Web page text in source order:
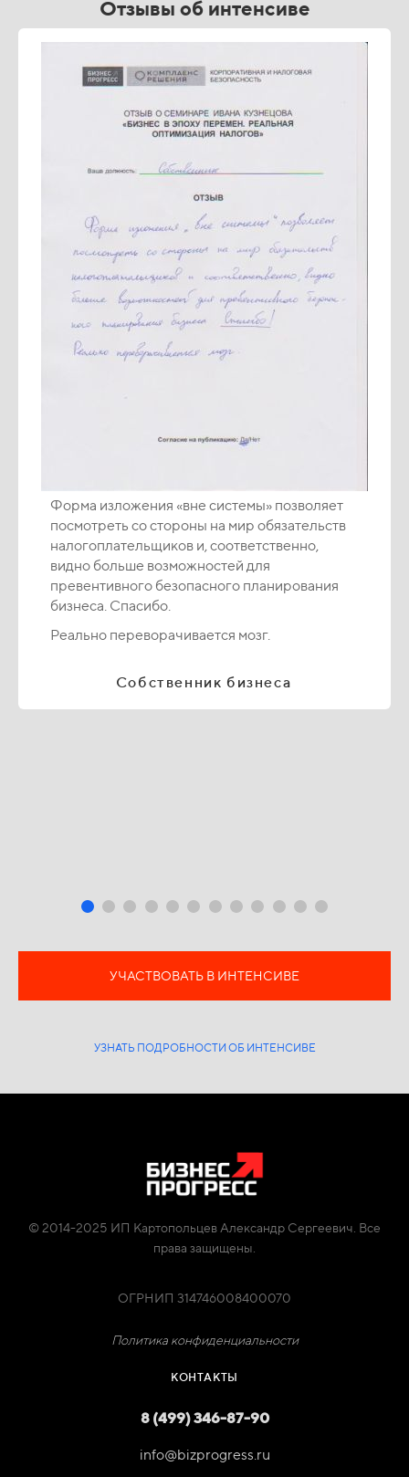
Отзывы об интенсиве
Форма изложения «вне системы» позволяет
посмотреть со стороны на мир обязательств
налогоплательщиков и, соответственно,
видно больше возможностей для
превентивного безопасного планирования
бизнеса. Спасибо.
Реально переворачивается мозг.
Собственник бизнеса
УЧАСТВОВАТЬ В ИНТЕНСИВЕ
УЗНАТЬ ПОДРОБНОСТИ ОБ ИНТЕНСИВЕ
© 2014-2025 ИП Картопольцев Александр Сергеевич. Все
права защищены.
ОГРНИП 314746008400070
Политика конфиденциальности
КОНТАКТЫ
8 (499) 346-87-90
info@bizprogress.ru